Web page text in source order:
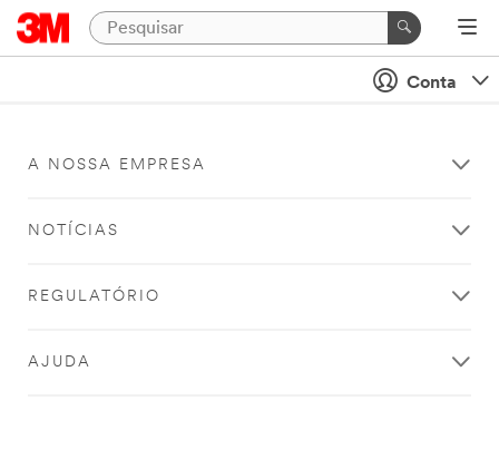
Conta
A NOSSA EMPRESA
NOTÍCIAS
REGULATÓRIO
AJUDA